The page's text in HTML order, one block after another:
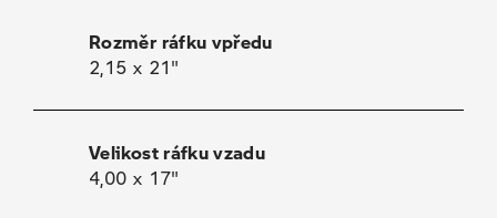
Rozměr ráfku vpředu
2,15 x 21"
Velikost ráfku vzadu
4,00 x 17"